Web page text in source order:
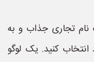
تجاری جذاب و به
کنید. یک لوگو